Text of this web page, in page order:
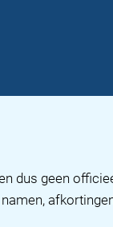
dus geen